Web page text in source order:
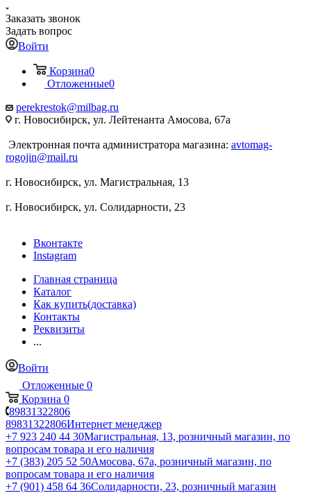
Заказать звонок
Задать вопрос
Войти
Корзина0
Отложенные0
perekrestok@milbag.ru
г. Новосибирск, ул. ​Лейтенанта Амосова, 67а
Электронная почта администратора магазина: avtomag-
rogojin@mail.ru
г. Новосибирск, ул. ​Магистральная, 13
г. Новосибирск, ул. ​Солидарности, 23
Вконтакте
Instagram
Главная страница
Каталог
Как купить(доставка)
Контакты
Реквизиты
...
Войти
Отложенные 0
Корзина 0
89831322806
89831322806Интернет менеджер
+7 923 240 44 30​Магистральная, 13, розничный магазин, по
вопросам товара и его наличия
+7 (383) 205 52 50Амосова, 67а, розничный магазин, по
вопросам товара и его наличия
+7 (901) 458 64 36Солидарности, 23, розничный магазин